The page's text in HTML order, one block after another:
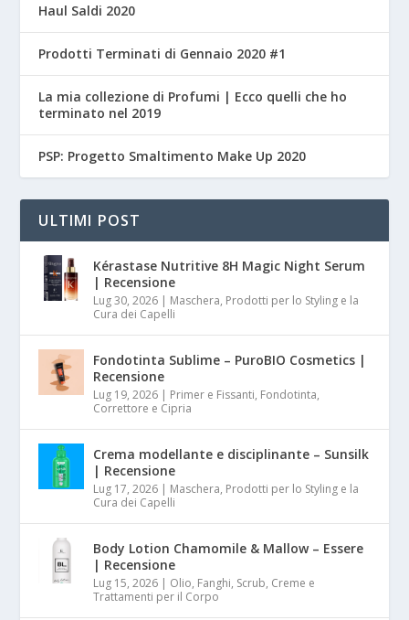
Haul Saldi 2020
Prodotti Terminati di Gennaio 2020 #1
La mia collezione di Profumi | Ecco quelli che ho
terminato nel 2019
PSP: Progetto Smaltimento Make Up 2020
ULTIMI POST
Kérastase Nutritive 8H Magic Night Serum
| Recensione
Lug 30, 2026 | Maschera, Prodotti per lo Styling e la
Cura dei Capelli
Fondotinta Sublime – PuroBIO Cosmetics |
Recensione
Lug 19, 2026 | Primer e Fissanti, Fondotinta,
Correttore e Cipria
Crema modellante e disciplinante – Sunsilk
| Recensione
Lug 17, 2026 | Maschera, Prodotti per lo Styling e la
Cura dei Capelli
Body Lotion Chamomile & Mallow – Essere
| Recensione
Lug 15, 2026 | Olio, Fanghi, Scrub, Creme e
Trattamenti per il Corpo